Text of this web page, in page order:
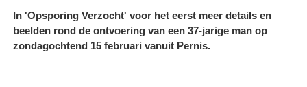
In 'Opsporing Verzocht' voor het eerst meer details en
beelden rond de ontvoering van een 37-jarige man op
zondagochtend 15 februari vanuit Pernis.